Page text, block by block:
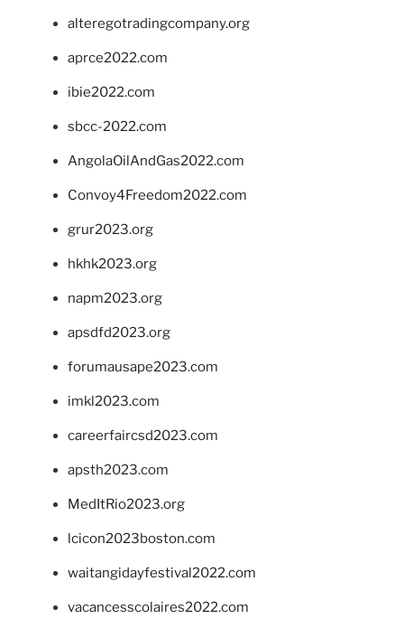
alteregotradingcompany.org
aprce2022.com
ibie2022.com
sbcc-2022.com
AngolaOilAndGas2022.com
Convoy4Freedom2022.com
grur2023.org
hkhk2023.org
napm2023.org
apsdfd2023.org
forumausape2023.com
imkl2023.com
careerfaircsd2023.com
apsth2023.com
MedItRio2023.org
lcicon2023boston.com
waitangidayfestival2022.com
vacancesscolaires2022.com